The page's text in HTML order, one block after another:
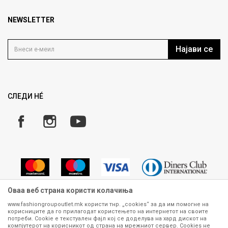
Продавница
Кариера
Политика на приватност
Како да купите
Замена и рефундација на производи
Плаќање
NEWSLETTER
Најави се
СЛЕДИ НÉ
Сите информации околу производите кои се изложени на нашата
онлајн продавница се стремиме да бидат конкретни, точни и прецизни,
Оваа веб страна користи колачиња
www.fashiongroupoutlet.mk користи тнр. „cookies“ за да им помогне на
корисниците да го прилагодат користењето на интернетот на своите
потреби. Cookie е текстуален фајл кој се доделува на хард дискот на
компјутерот на корисникот од страна на мрежниот сервер. Cookies не